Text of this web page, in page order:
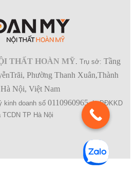
THẤT HOÀN MỸ. Trụ sở: Tầng
Phường Thanh Xuân,Thành
Nội, Việt Nam
kinh doanh số 0110960965do PĐKKD
TCDN TP Hà Nội